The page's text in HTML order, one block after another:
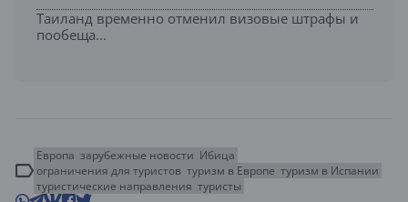
Таиланд временно отменил визовые штрафы и
пообеща...
Европа зарубежные новости Ибица
ограничения для туристов туризм в Европе туризм в Испании
туристические направления туристы